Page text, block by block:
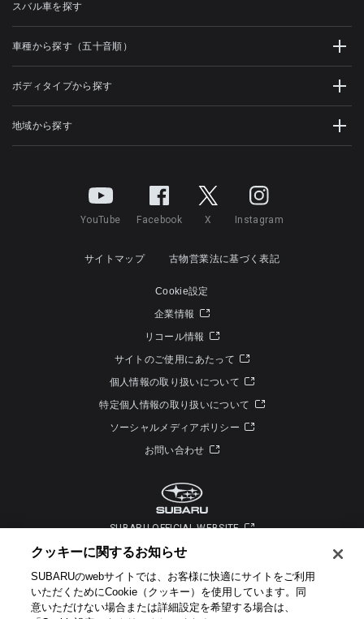
スバル車を探す
車種から探す（五十音順）
ボディタイプから探す
地域から探す
YouTube Facebook X Instagram
サイトマップ 古物営業法に基づく表記
Cookie設定
企業情報
リコール情報
サイトのご使用にあたって
個人情報の取り扱いについて
特定個人情報の取り扱いについて
ソーシャルメディアポリシー
お問い合わせ
SUBARU OFFICIAL WEBSITE
クッキーに関するお知らせ​
SUBARUのwebサイトでは、お客様に快適にサイトをご利用
いただくためにCookie（クッキー）を使用しています。​ 同
意いただけない場合または詳細設定を希望する場合は、